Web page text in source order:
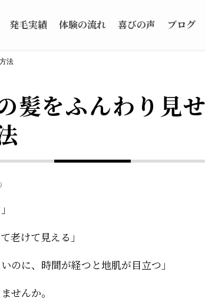
発毛実績 体験の流れ 喜びの声 ブログ
法
髪をふんわり見
老けて見える」
のに、時間が経つと地肌が目立つ」
せんか。